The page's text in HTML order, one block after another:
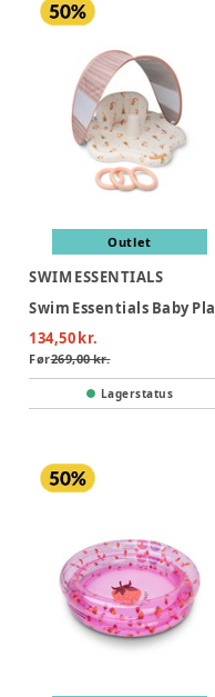
Outlet
SWIM ESSENTIALS
134,50 kr.
Før269,00 kr.
Lagerstatus